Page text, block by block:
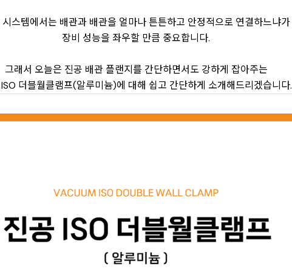
시스템에서는 배관과 배관을 얼마나 튼튼하고 안정적으로 연결하느냐가
장비 성능을 좌우할 만큼 중요합니다.
그래서 오늘은 진공 배관 플랜지를 간단하면서도 강하게 잡아주는
더블월클램프(알루미늄)에 대해 쉽고 간단하게 소개해드리겠습니다.